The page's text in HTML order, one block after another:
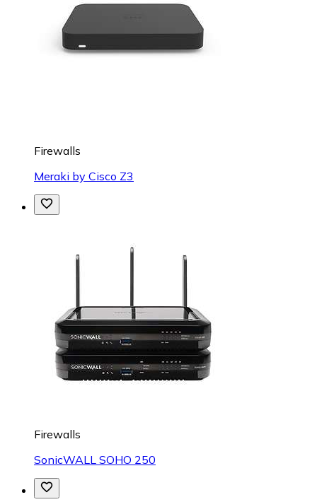
Firewalls
Meraki by Cisco Z3
Firewalls
SonicWALL SOHO 250